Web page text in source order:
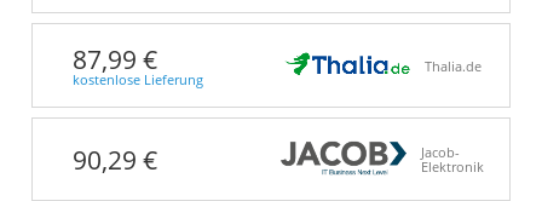
87,99 €
kostenlose Lieferung
Thalia.de
90,29 €
Jacob-
Elektronik